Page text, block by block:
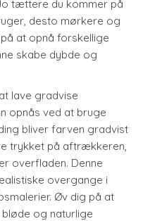
tættere du kommer på
desto mørkere og
at opnå forskellige
skabe dybde og
lave gradvise
opnås ved at bruge
bliver farven gradvist
trykket på aftrækkeren,
overfladen. Denne
overgange i
Øv dig på at
og naturlige